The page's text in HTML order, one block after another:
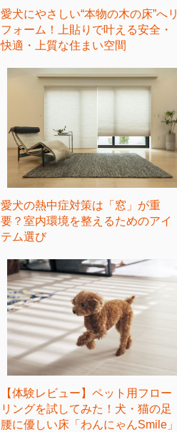
愛犬にやさしい“本物の木の床”へリ
フォーム！上貼りで叶える安全・
快適・上質な住まい空間
愛犬の熱中症対策は「窓」が重
要？室内環境を整えるためのアイ
テム選び
【体験レビュー】ペット用フロー
リングを試してみた！犬・猫の足
腰に優しい床「わんにゃんSmile」